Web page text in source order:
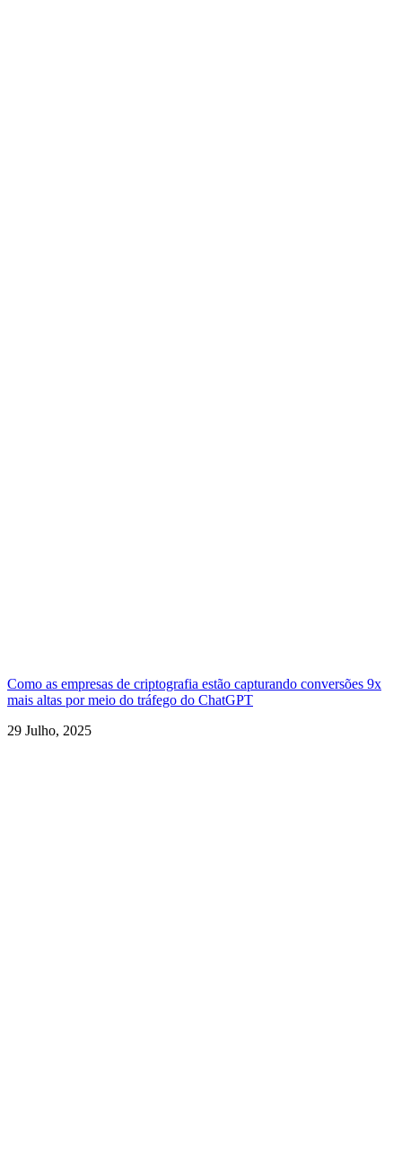
Como as empresas de criptografia estão capturando conversões 9x
mais altas por meio do tráfego do ChatGPT
29 Julho, 2025